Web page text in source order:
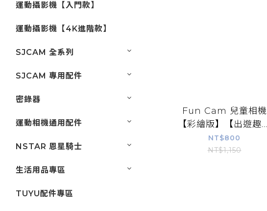
運動攝影機【入門款】
運動攝影機【4K進階款】
SJCAM 全系列
SJCAM 專用配件
密錄器
運動相機通用配件
NSTAR 恩星騎士
生活用品專區
TUYU配件專區
Fun Cam 兒童相機
【彩繪版】【出遊趣～
你GO了嗎?～店長推
薦】
NT$800
NT$1,150